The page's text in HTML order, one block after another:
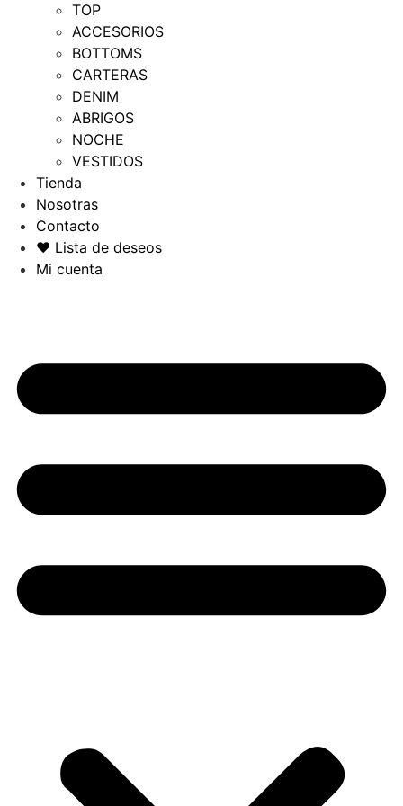
TOP
ACCESORIOS
BOTTOMS
CARTERAS
DENIM
ABRIGOS
NOCHE
VESTIDOS
Tienda
Nosotras
Contacto
❤️ Lista de deseos
Mi cuenta